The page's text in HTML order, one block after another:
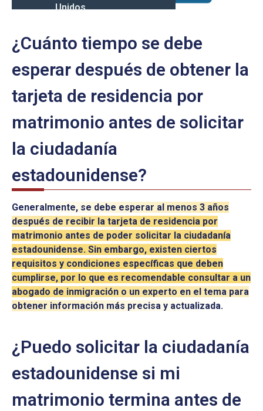
Unidos
¿Cuánto tiempo se debe
esperar después de obtener la
tarjeta de residencia por
matrimonio antes de solicitar
la ciudadanía
estadounidense?
Generalmente, se debe esperar al menos 3 años
después de recibir la tarjeta de residencia por
matrimonio antes de poder solicitar la ciudadanía
estadounidense. Sin embargo, existen ciertos
requisitos y condiciones específicas que deben
cumplirse, por lo que es recomendable consultar a un
abogado de inmigración o un experto en el tema para
obtener información más precisa y actualizada.
¿Puedo solicitar la ciudadanía
estadounidense si mi
matrimonio termina antes de